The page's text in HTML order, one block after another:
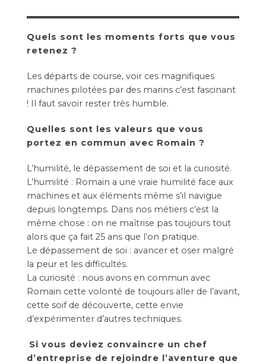
Quels sont les moments forts que vous
retenez ?
Les départs de course, voir ces magnifiques
machines pilotées par des marins c’est fascinant
! Il faut savoir rester très humble.
Quelles sont les valeurs que vous
portez en commun avec Romain ?
L’humilité, le dépassement de soi et la curiosité.
L’humilité : Romain a une vraie humilité face aux
machines et aux éléments même s’il navigue
depuis longtemps. Dans nos métiers c’est la
même chose : on ne maîtrise pas toujours tout
alors que ça fait 25 ans que l’on pratique.
Le dépassement de soi : avancer et oser malgré
la peur et les difficultés.
La curiosité : nous avons en commun avec
Romain cette volonté de toujours aller de l’avant,
cette soif de découverte, cette envie
d’expérimenter d’autres techniques.
Si vous deviez convaincre un chef
d’entreprise de rejoindre l’aventure que